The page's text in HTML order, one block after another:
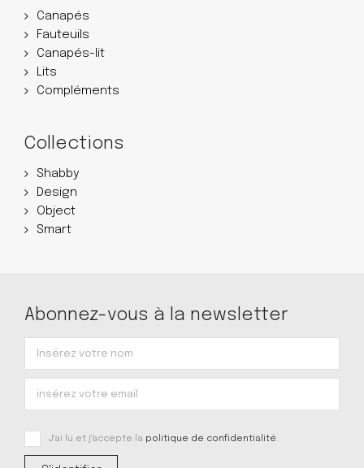
Canapés
Fauteuils
Canapés-lit
Lits
Compléments
Collections
Shabby
Design
Object
Smart
Abonnez-vous à la newsletter
J'ai lu et j'accepte la politique de confidentialité.